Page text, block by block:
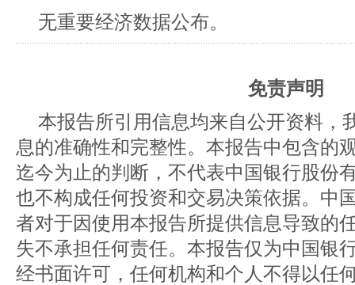
无重要经济数据公布。
免责声明
本报告所引用信息均来自公开资料，
息的准确性和完整性。本报告中包含的
迄今为止的判断，不代表中国银行股份
也不构成任何投资和交易决策依据。中
者对于因使用本报告所提供信息导致的
失不承担任何责任。本报告仅为中国银
经书面许可，任何机构和个人不得以任